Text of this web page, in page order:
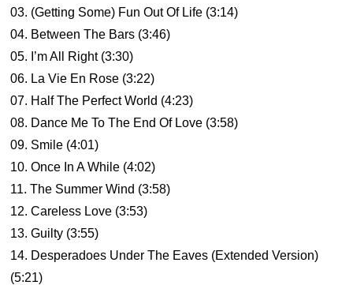
03. (Getting Some) Fun Out Of Life (3:14)
04. Between The Bars (3:46)
05. I’m All Right (3:30)
06. La Vie En Rose (3:22)
07. Half The Perfect World (4:23)
08. Dance Me To The End Of Love (3:58)
09. Smile (4:01)
10. Once In A While (4:02)
11. The Summer Wind (3:58)
12. Careless Love (3:53)
13. Guilty (3:55)
14. Desperadoes Under The Eaves (Extended Version)
(5:21)